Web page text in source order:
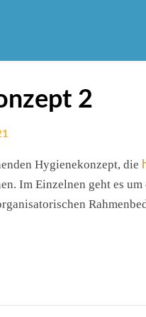
2
Hygienekonzept, die
Im Einzelnen geht es